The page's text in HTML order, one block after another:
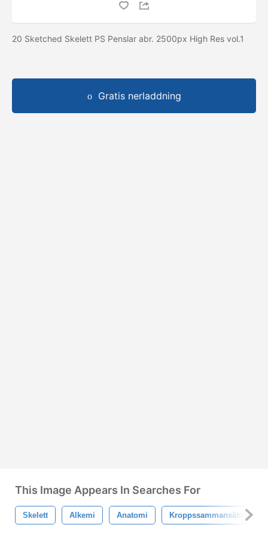
20 Sketched Skelett PS Penslar abr. 2500px High Res vol.1
Gratis nerladdning
This Image Appears In Searches For
Skelett Alkemi Anatomi Kroppssammansättning